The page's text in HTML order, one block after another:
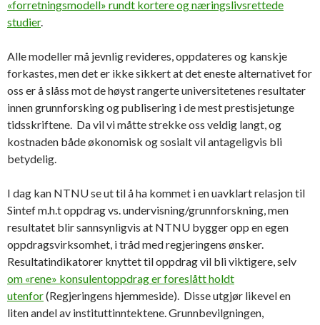
«forretningsmodell» rundt kortere og næringslivsrettede
studier.
Alle modeller må jevnlig revideres, oppdateres og kanskje
forkastes, men det er ikke sikkert at det eneste alternativet for
oss er å slåss mot de høyst rangerte universitetenes resultater
innen grunnforsking og publisering i de mest prestisjetunge
tidsskriftene. Da vil vi måtte strekke oss veldig langt, og
kostnaden både økonomisk og sosialt vil antageligvis bli
betydelig.
I dag kan NTNU se ut til å ha kommet i en uavklart relasjon til
Sintef m.h.t oppdrag vs. undervisning/grunnforskning, men
resultatet blir sannsynligvis at NTNU bygger opp en egen
oppdragsvirksomhet, i tråd med regjeringens ønsker.
Resultatindikatorer knyttet til oppdrag vil bli viktigere, selv
om «rene» konsulentoppdrag er foreslått holdt
utenfor(Regjeringens hjemmeside). Disse utgjør likevel en
liten andel av instituttinntektene. Grunnbevilgningen,